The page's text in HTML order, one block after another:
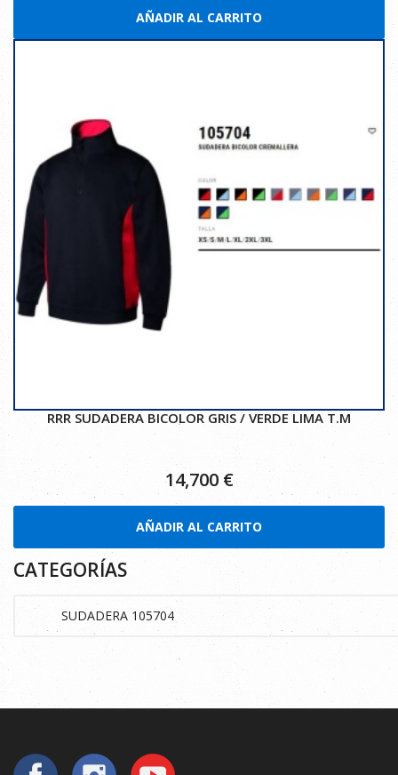
AÑADIR AL CARRITO
RRR SUDADERA BICOLOR GRIS / VERDE LIMA T.M
14,700 €
AÑADIR AL CARRITO
CATEGORÍAS